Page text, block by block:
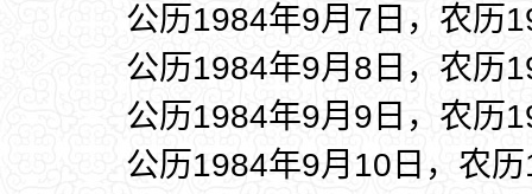
公历1984年9月7日，农历
公历1984年9月8日，农历
公历1984年9月9日，农历
公历1984年9月10日，农